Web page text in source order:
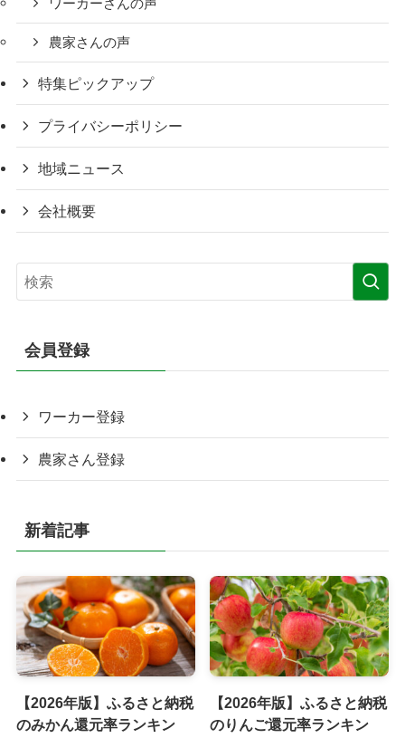
ワーカーさんの声
農家さんの声
特集ピックアップ
プライバシーポリシー
地域ニュース
会社概要
会員登録
ワーカー登録
農家さん登録
新着記事
【2026年版】ふるさと納税
のみかん還元率ランキン
【2026年版】ふるさと納税
のりんご還元率ランキン